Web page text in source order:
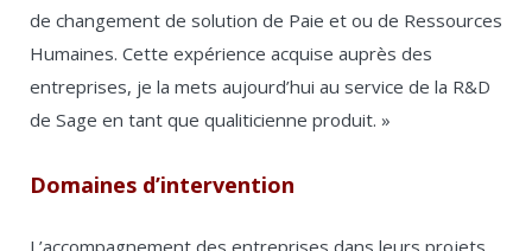
de changement de solution de Paie et ou de Ressources
Humaines. Cette expérience acquise auprès des
entreprises, je la mets aujourd’hui au service de la R&D
de Sage en tant que qualiticienne produit. »
Domaines d’intervention
L’accompagnement des entreprises dans leurs projets